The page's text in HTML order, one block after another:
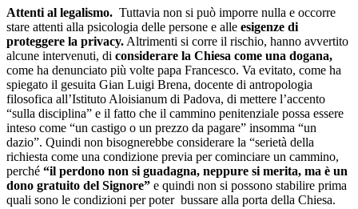
Attenti al legalismo. Tuttavia non si può imporre nulla e occorre
stare attenti alla psicologia delle persone e alle esigenze di
proteggere la privacy. Altrimenti si corre il rischio, hanno avvertito
alcune intervenuti, di considerare la Chiesa come una dogana,
come ha denunciato più volte papa Francesco. Va evitato, come ha
spiegato il gesuita Gian Luigi Brena, docente di antropologia
filosofica all’Istituto Aloisianum di Padova, di mettere l’accento
“sulla disciplina” e il fatto che il cammino penitenziale possa essere
inteso come “un castigo o un prezzo da pagare” insomma “un
dazio”. Quindi non bisognerebbe considerare la “serietà della
richiesta come una condizione previa per cominciare un cammino,
perché “il perdono non si guadagna, neppure si merita, ma è un
dono gratuito del Signore” e quindi non si possono stabilire prima
quali sono le condizioni per poter bussare alla porta della Chiesa.